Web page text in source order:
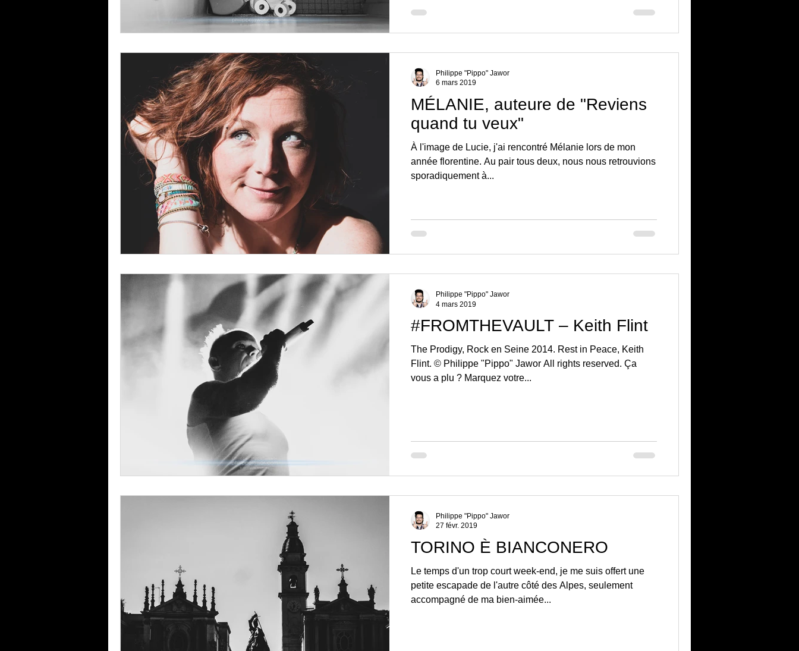
MÉLANIE, auteure de "Reviens
quand tu veux"
À l'image de Lucie, j'ai rencontré Mélanie lors de mon
année florentine. Au pair tous deux, nous nous retrouvions
sporadiquement à...
Philippe "Pippo" Jawor
6 mars 2019
#FROMTHEVAULT – Keith Flint
The Prodigy, Rock en Seine 2014. Rest in Peace, Keith
Flint. © Philippe "Pippo" Jawor All rights reserved. Ça
vous a plu ? Marquez votre...
Philippe "Pippo" Jawor
4 mars 2019
TORINO È BIANCONERO
Le temps d'un trop court week-end, je me suis offert une
petite escapade de l'autre côté des Alpes, seulement
accompagné de ma bien-aimée...
Philippe "Pippo" Jawor
27 févr. 2019